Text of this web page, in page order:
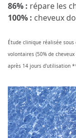
86% : répare les
100% : cheveux
Étude clinique réalisée
volontaires (50% de
après 14 jours d'utilisation